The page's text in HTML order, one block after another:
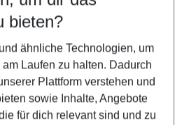
5-8 Nächte
anzeigen
bieten?
ähnliche Technologien, um
Laufen zu halten. Dadurch
Plattform verstehen und
sowie Inhalte, Angebote
für dich relevant sind und zu